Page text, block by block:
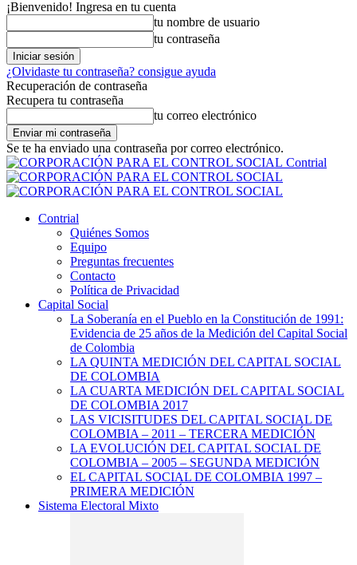
¡Bienvenido! Ingresa en tu cuenta
tu nombre de usuario
tu contraseña
¿Olvidaste tu contraseña? consigue ayuda
Recuperación de contraseña
Recupera tu contraseña
tu correo electrónico
Se te ha enviado una contraseña por correo electrónico.
Contrial
Contrial
Quiénes Somos
Equipo
Preguntas frecuentes
Contacto
Política de Privacidad
Capital Social
La Soberanía en el Pueblo en la Constitución de 1991:
Evidencia de 25 años de la Medición del Capital Social
de Colombia
LA QUINTA MEDICIÓN DEL CAPITAL SOCIAL
DE COLOMBIA
LA CUARTA MEDICIÓN DEL CAPITAL SOCIAL
DE COLOMBIA 2017
LAS VICISITUDES DEL CAPITAL SOCIAL DE
COLOMBIA – 2011 – TERCERA MEDICIÓN
LA EVOLUCIÓN DEL CAPITAL SOCIAL DE
COLOMBIA – 2005 – SEGUNDA MEDICIÓN
EL CAPITAL SOCIAL DE COLOMBIA 1997 –
PRIMERA MEDICIÓN
Sistema Electoral Mixto